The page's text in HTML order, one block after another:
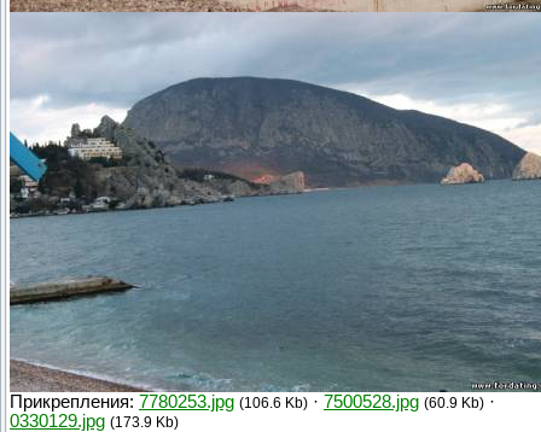
Прикрепления: 7780253.jpg (106.6 Kb) · 7500528.jpg (60.9 Kb) ·
0330129.jpg (173.9 Kb)